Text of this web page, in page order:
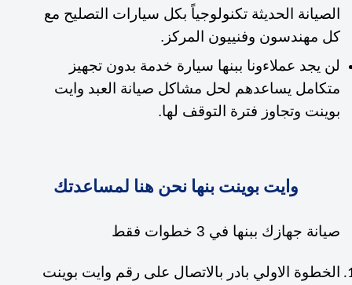
الصيانة الحديثة تكنولوجياً بكل سيارات التصليح مع
كل مهندسون وفنييون المركز.
لن يجد عملاءونا ببنها سيارة خدمة بدون تجهيز
متكامل يساعدهم لحل مشاكل صيانة العبد وايت
بوينت وتجاوز فترة التوقف لها.
وايت بوينت بنها نحن هنا لمساعدتك
صيانة جهازك ببنها في 3 خطوات فقط
الخطوة الاولي بادر بالاتصال على رقم وايت بوينت